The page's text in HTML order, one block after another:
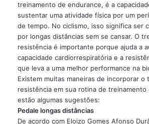
treinamento de endurance, é a
sustentar uma atividade física por um
de tempo. No ciclismo, isso significa ser
por longas distâncias sem se cansar. O
resistência é importante porque ajuda a
capacidade cardiorrespiratória e a
que leva a uma melhor performance na
Existem muitas maneiras de incorporar o
resistência em sua rotina de treinamento
estão algumas sugestões:
Pedale longas distâncias
De acordo com Eloizo Gomes Afonso